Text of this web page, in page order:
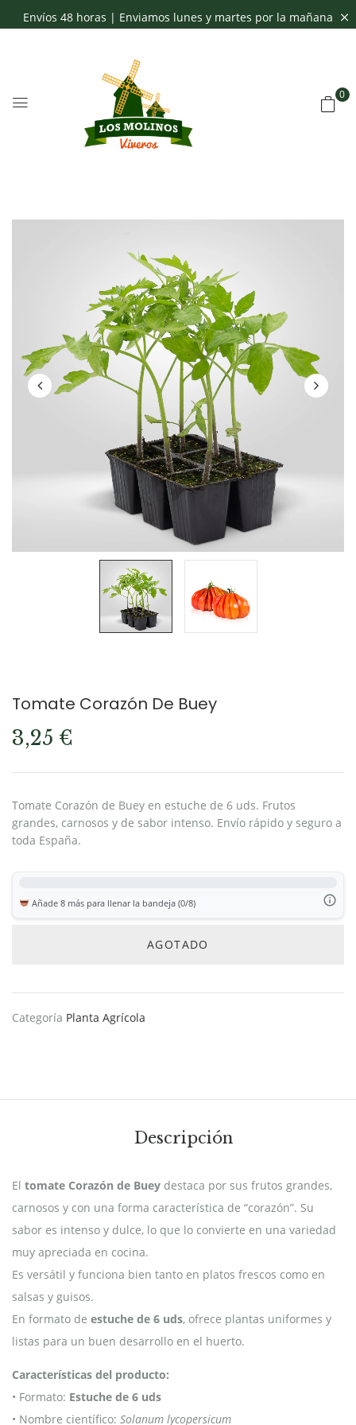
Envíos 48 horas | Enviamos lunes y martes por la mañana
0
Tomate Corazón De Buey
3,25 €
Tomate Corazón de Buey en estuche de 6 uds. Frutos
grandes, carnosos y de sabor intenso. Envío rápido y seguro a
toda España.
Añade 8 más para llenar la bandeja (0/8)
AGOTADO
Categoría Planta Agrícola
Descripción
El tomate Corazón de Buey destaca por sus frutos grandes,
carnosos y con una forma característica de “corazón”. Su
sabor es intenso y dulce, lo que lo convierte en una variedad
muy apreciada en cocina.
Es versátil y funciona bien tanto en platos frescos como en
salsas y guisos.
En formato de estuche de 6 uds, ofrece plantas uniformes y
listas para un buen desarrollo en el huerto.
Características del producto:
• Formato: Estuche de 6 uds
• Nombre científico: Solanum lycopersicum